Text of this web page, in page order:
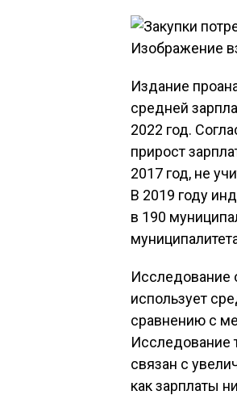
Изображение
Издание
средней
2022 год.
прирост
2017 год, не
В 2019 году
в 190
Исследование
использует
сравнению с
Исследование
связан с
как зарплаты